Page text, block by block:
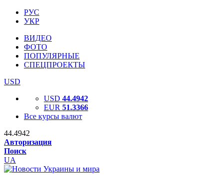
РУС
УКР
ВИДЕО
ФОТО
ПОПУЛЯРНЫЕ
СПЕЦПРОЕКТЫ
USD
USD 44.4942
EUR 51.3366
Все курсы валют
44.4942
Авторизация
Поиск
UA